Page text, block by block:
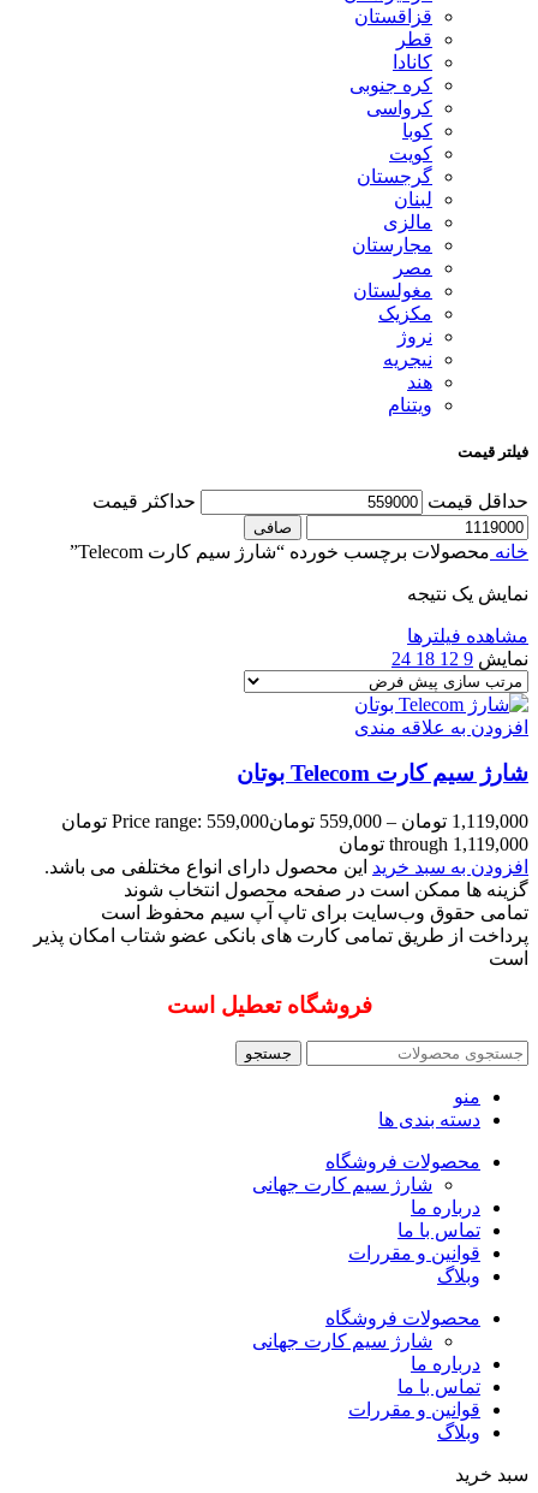
قزاقستان
قطر
کانادا
کره جنوبی
کرواسی
کوبا
کویت
گرجستان
لبنان
مالزی
مجارستان
مصر
مغولستان
مکزیک
نروژ
نیجریه
هند
ویتنام
فیلتر قیمت
حداقل قیمت حداكثر قيمت
صافی
خانه محصولات برچسب خورده “شارژ سیم کارت Telecom”
نمایش یک نتیجه
مشاهده فیلترها
نمایش 9
12
18
24
افزودن به علاقه مندی
شارژ سیم کارت Telecom بوتان
1,119,000 تومان –
559,000 تومان
Price range: 559,000 تومان
through 1,119,000 تومان
افزودن به سبد خرید این محصول دارای انواع مختلفی می باشد.
گزینه ها ممکن است در صفحه محصول انتخاب شوند
تمامی حقوق وب‌سایت برای تاپ آپ سیم محفوظ است
پرداخت از طریق تمامی کارت های بانکی عضو شتاب امکان پذیر
است
فروشگاه تعطیل است
جستجو
منو
دسته بندی ها
محصولات فروشگاه
شارژ سیم کارت جهانی
درباره ما
تماس با ما
قوانین و مقررات
وبلاگ
محصولات فروشگاه
شارژ سیم کارت جهانی
درباره ما
تماس با ما
قوانین و مقررات
وبلاگ
سبد خرید